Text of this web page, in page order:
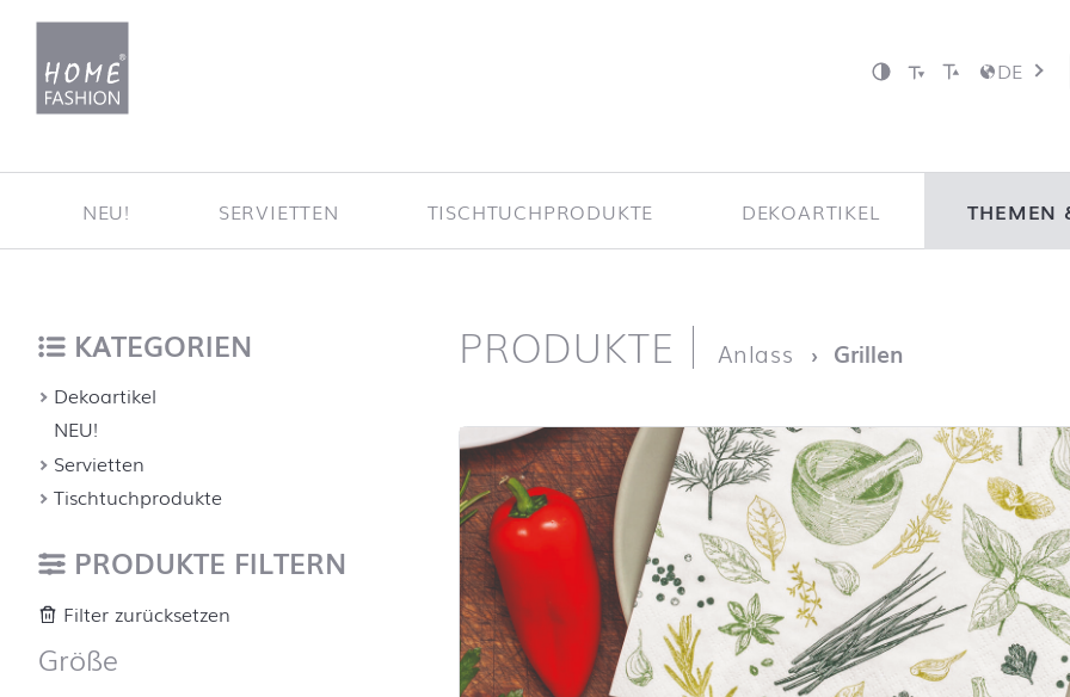
DE
NEU! SERVIETTEN TISCHTUCHPRODUKTE DEKOARTIKEL THEMEN
Startseite
PRODUKTE Anlass Grillen
KATEGORIEN
Dekoartikel
NEU!
Servietten
Tischtuchprodukte
PRODUKTE FILTERN
Filter zurücksetzen
Größe
nach oben